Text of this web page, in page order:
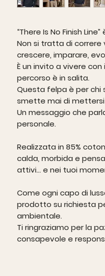
“There Is No Finish
Non si tratta di correre
crescere, imparare,
È un invito a vivere
percorso è in salita.
Questa felpa è per chi
smette mai di mettersi
Un messaggio che
personale.
Realizzata in 85%
calda, morbida e
attivi… e nei tuoi
Come ogni capo di
prodotto su richiesta
ambientale.
Ti ringraziamo per la
consapevole e